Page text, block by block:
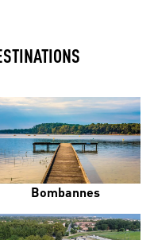
Bombannes